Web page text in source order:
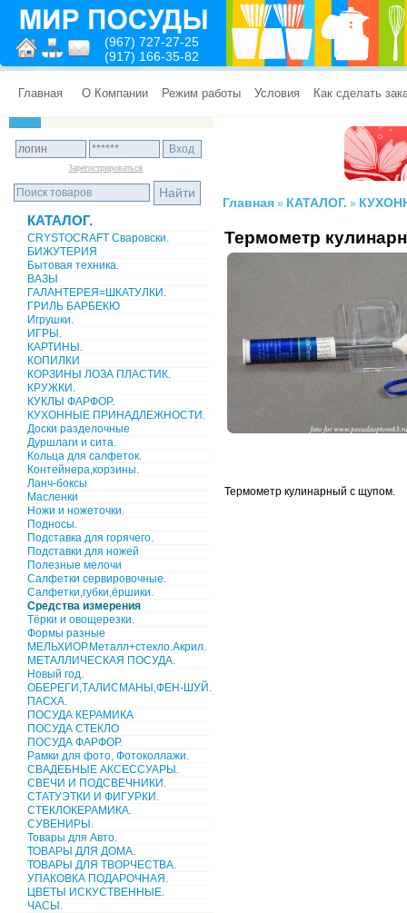
(967) 727-27-25
(917) 166-35-82
Главная О Компании Режим работы Условия Как сделать
Зарегистрироваться
КАТАЛОГ.
CRYSTOCRAFT Сваровски.
БИЖУТЕРИЯ
Бытовая техника.
ВАЗЫ
ГАЛАНТЕРЕЯ=ШКАТУЛКИ.
ГРИЛЬ БАРБЕКЮ
Игрушки.
ИГРЫ.
КАРТИНЫ.
КОПИЛКИ
КОРЗИНЫ ЛОЗА ПЛАСТИК.
КРУЖКИ.
КУКЛЫ ФАРФОР.
КУХОННЫЕ ПРИНАДЛЕЖНОСТИ.
Доски разделочные
Дуршлаги и сита.
Кольца для салфеток.
Контейнера,корзины.
Ланч-боксы
Масленки
Ножи и ножеточки.
Подносы.
Подставка для горячего.
Подставки для ножей
Полезные мелочи
Салфетки сервировочные.
Салфетки,губки,ёршики.
Средства измерения
Тёрки и овощерезки.
Формы разные
МЕЛЬХИОР.Металл+стекло.Акрил.
МЕТАЛЛИЧЕСКАЯ ПОСУДА.
Новый год.
ОБЕРЕГИ,ТАЛИСМАНЫ,ФЕН-ШУЙ.
ПАСХА.
ПОСУДА КЕРАМИКА
ПОСУДА СТЕКЛО
ПОСУДА ФАРФОР.
Рамки для фото, Фотоколлажи.
СВАДЕБНЫЕ АКСЕССУАРЫ.
СВЕЧИ И ПОДСВЕЧНИКИ.
СТАТУЭТКИ И ФИГУРКИ.
СТЕКЛОКЕРАМИКА.
СУВЕНИРЫ.
Товары для Авто.
ТОВАРЫ ДЛЯ ДОМА.
ТОВАРЫ ДЛЯ ТВОРЧЕСТВА.
УПАКОВКА ПОДАРОЧНАЯ.
ЦВЕТЫ ИСКУСТВЕННЫЕ.
ЧАСЫ.
Главная » КАТАЛОГ. »
Термометр
Термометр кулинарный с щупом.